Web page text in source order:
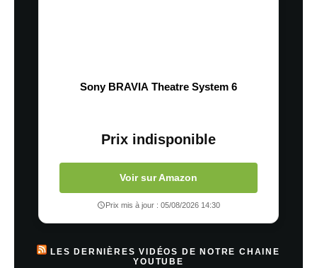
Sony BRAVIA Theatre System 6
Prix indisponible
Voir sur Amazon
Prix mis à jour : 05/08/2026 14:30
LES DERNIÈRES VIDÉOS DE NOTRE CHAINE
YOUTUBE